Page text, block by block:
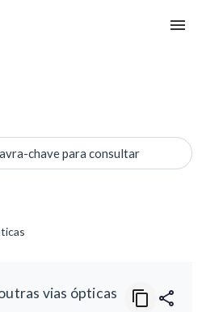
chave para consultar
vias ópticas